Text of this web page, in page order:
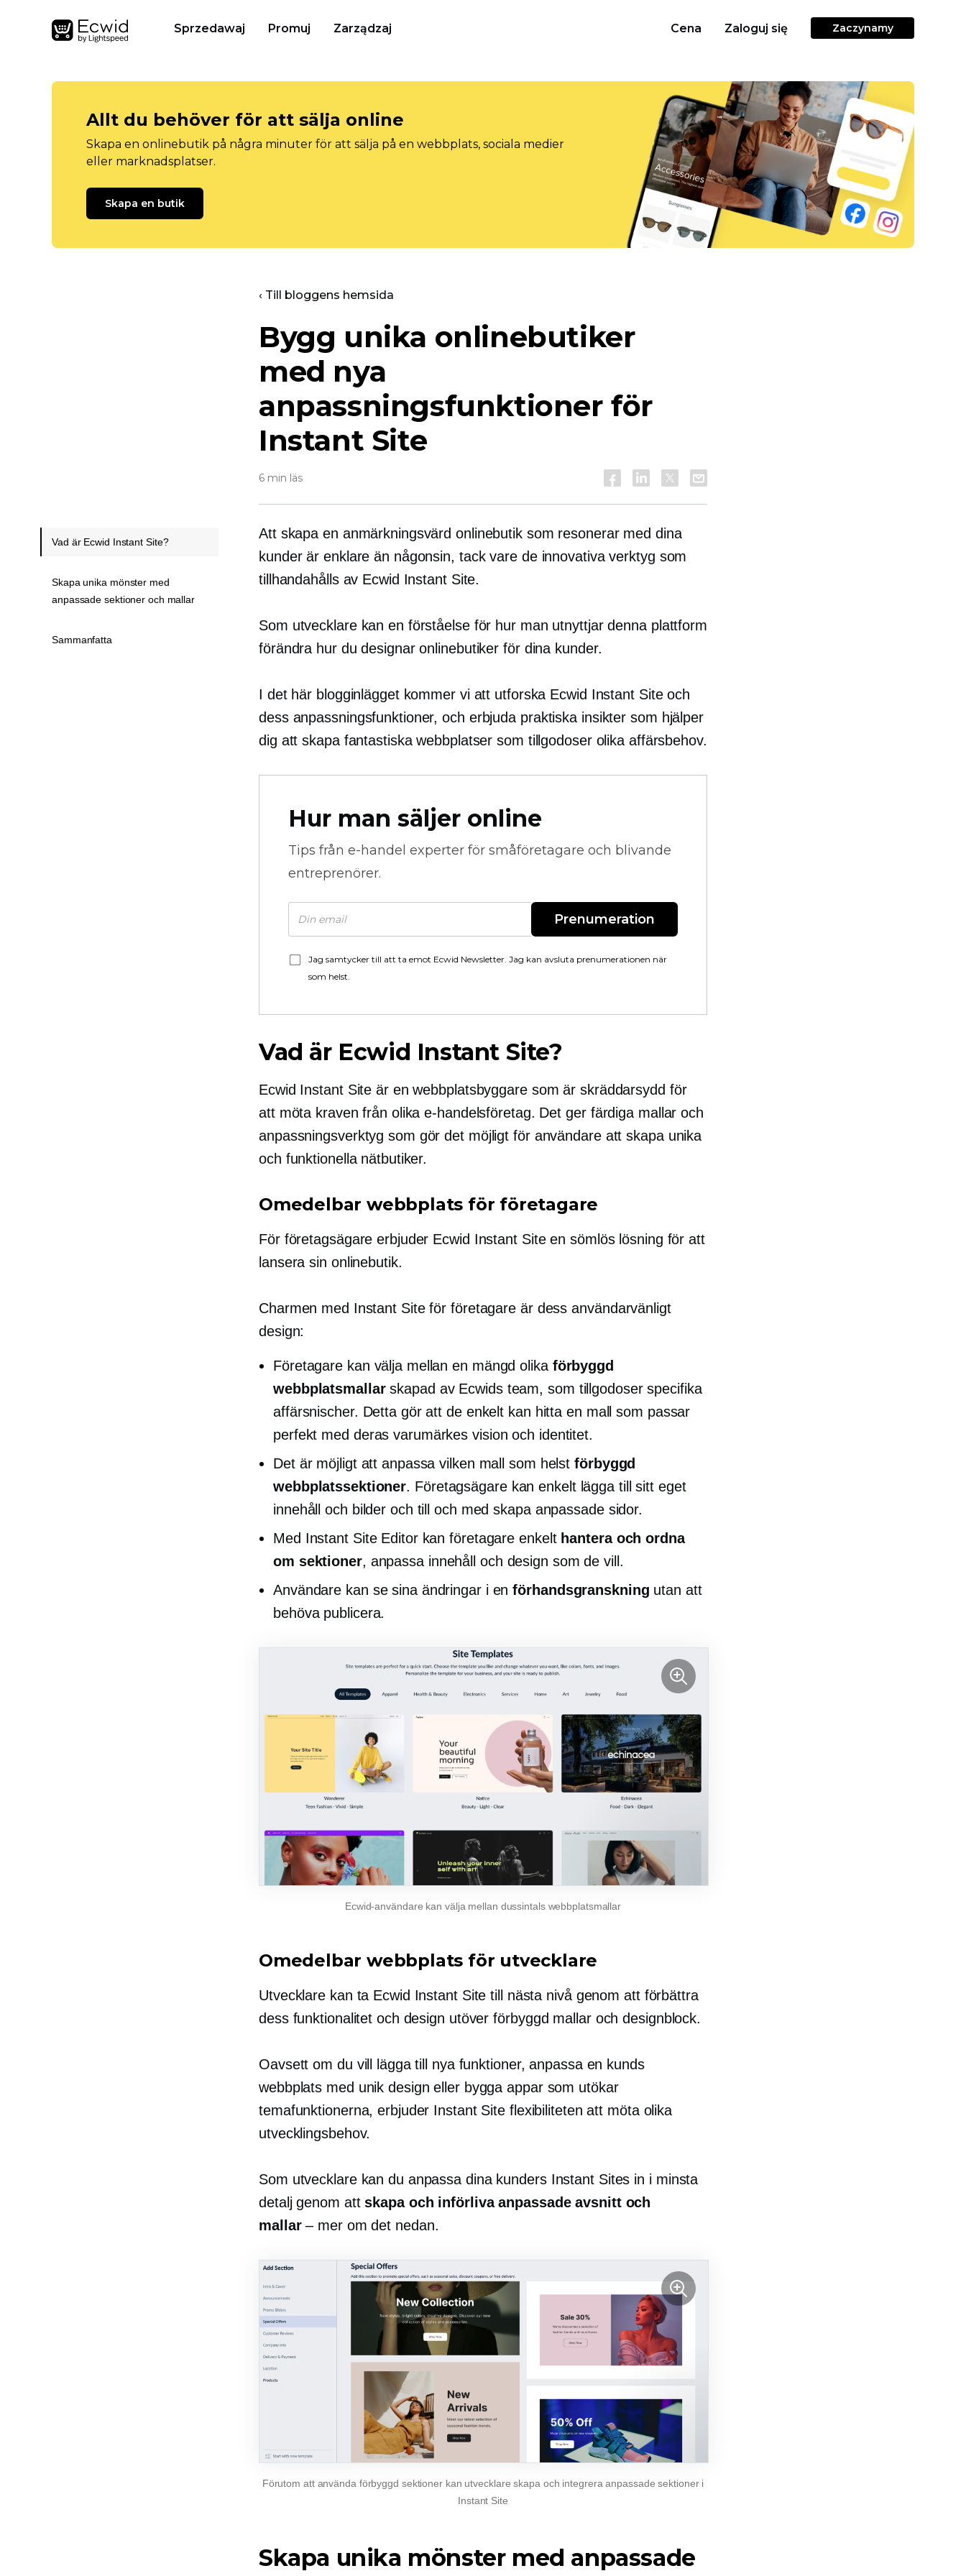
Sprzedawaj Promuj Zarządzaj Cena Zaloguj się Zaczynamy
Allt du behöver för att sälja online
Skapa en onlinebutik på några minuter för att sälja på en webbplats, sociala medier
eller marknadsplatser.
Skapa en butik
‹ Till bloggens hemsida
Bygg unika onlinebutiker
med nya
anpassningsfunktioner för
Instant Site
6 min läs
Att skapa en anmärkningsvärd onlinebutik som resonerar med dina
kunder är enklare än någonsin, tack vare de innovativa verktyg som
tillhandahålls av Ecwid Instant Site.
Som utvecklare kan en förståelse för hur man utnyttjar denna plattform
förändra hur du designar onlinebutiker för dina kunder.
I det här blogginlägget kommer vi att utforska Ecwid Instant Site och
dess anpassningsfunktioner, och erbjuda praktiska insikter som hjälper
dig att skapa fantastiska webbplatser som tillgodoser olika affärsbehov.
Hur man säljer online
Tips från e-handel experter för småföretagare och blivande
entreprenörer.
Prenumeration
Jag samtycker till att ta emot Ecwid Newsletter. Jag kan avsluta prenumerationen när
som helst.
Vad är Ecwid Instant Site?
Ecwid Instant Site är en webbplatsbyggare som är skräddarsydd för
att möta kraven från olika e-handelsföretag. Det ger färdiga mallar och
anpassningsverktyg som gör det möjligt för användare att skapa unika
och funktionella nätbutiker.
Omedelbar webbplats för företagare
För företagsägare erbjuder Ecwid Instant Site en sömlös lösning för att
lansera sin onlinebutik.
Charmen med Instant Site för företagare är dessanvändarvänligt
design:
Företagare kan välja mellan en mängd olika förbyggd
webbplatsmallarskapad av Ecwids team, som tillgodoser specifika
affärsnischer. Detta gör att de enkelt kan hitta en mall som passar
perfekt med deras varumärkes vision och identitet.
Det är möjligt att anpassa vilken mall som helstförbyggd
webbplatssektioner. Företagsägare kan enkelt lägga till sitt eget
innehåll och bilder och till och med skapa anpassade sidor.
Med Instant Site Editor kan företagare enkelt hantera och ordna
om sektioner, anpassa innehåll och design som de vill.
Användare kan se sina ändringar i enförhandsgranskning utan att
behöva publicera.
Ecwid-användare kan välja mellan dussintals webbplatsmallar
Omedelbar webbplats för utvecklare
Utvecklare kan ta Ecwid Instant Site till nästa nivå genom att förbättra
dess funktionalitet och design utöverförbyggd mallar och designblock.
Oavsett om du vill lägga till nya funktioner, anpassa en kunds
webbplats med unik design eller bygga appar som utökar
temafunktionerna, erbjuder Instant Site flexibiliteten att möta olika
utvecklingsbehov.
Som utvecklare kan du anpassa dina kunders Instant Sites in i minsta
detalj genom attskapa och införliva anpassade avsnitt och
mallar– mer om det nedan.
Förutom att använda förbyggd sektioner kan utvecklare skapa och integrera anpassade sektioner i
Instant Site
Skapa unika mönster med anpassade
Vad är Ecwid Instant Site?
Skapa unika mönster med
anpassade sektioner och mallar
Sammanfatta